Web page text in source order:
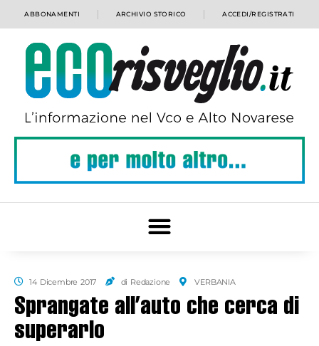
ABBONAMENTI ARCHIVIO STORICO ACCEDI/REGISTRATI
14 Dicembre 2017 di Redazione VERBANIA
Sprangate all’auto che cerca di
superarlo